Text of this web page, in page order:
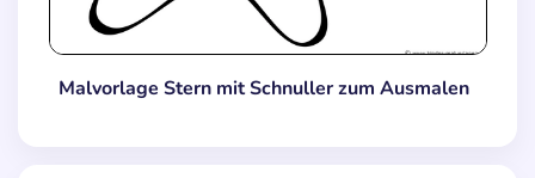
Malvorlage Stern mit Schnuller zum Ausmalen